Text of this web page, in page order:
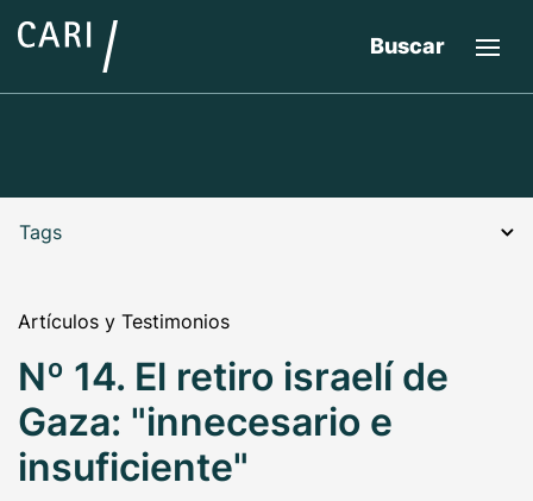
Buscar
Artículos y Testimonios
Nº 14. El retiro israelí de
Gaza: "innecesario e
insuficiente"
Tags